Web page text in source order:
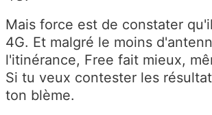
Mais force est de constater
4G. Et malgré le moins
l'itinérance, Free fait mieux,
Si tu veux contester les
ton blème.